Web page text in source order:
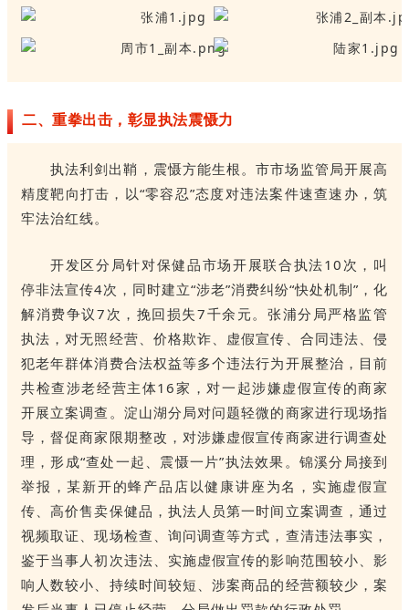
二、重拳出击，彰显执法震慑力
执法利剑出鞘，震慑方能生根。市市场监管局开展高
精度靶向打击，以“零容忍”态度对违法案件速查速办，筑
牢法治红线。
开发区分局针对保健品市场开展联合执法10次，叫
停非法宣传4次，同时建立“涉老”消费纠纷“快处机制”，化
解消费争议7次，挽回损失7千余元。张浦分局严格监管
执法，对无照经营、价格欺诈、虚假宣传、合同违法、侵
犯老年群体消费合法权益等多个违法行为开展整治，目前
共检查涉老经营主体16家，对一起涉嫌虚假宣传的商家
开展立案调查。淀山湖分局对问题轻微的商家进行现场指
导，督促商家限期整改，对涉嫌虚假宣传商家进行调查处
理，形成“查处一起、震慑一片”执法效果。锦溪分局接到
举报，某新开的蜂产品店以健康讲座为名，实施虚假宣
传、高价售卖保健品，执法人员第一时间立案调查，通过
视频取证、现场检查、询问调查等方式，查清违法事实，
鉴于当事人初次违法、实施虚假宣传的影响范围较小、影
响人数较小、持续时间较短、涉案商品的经营额较少，案